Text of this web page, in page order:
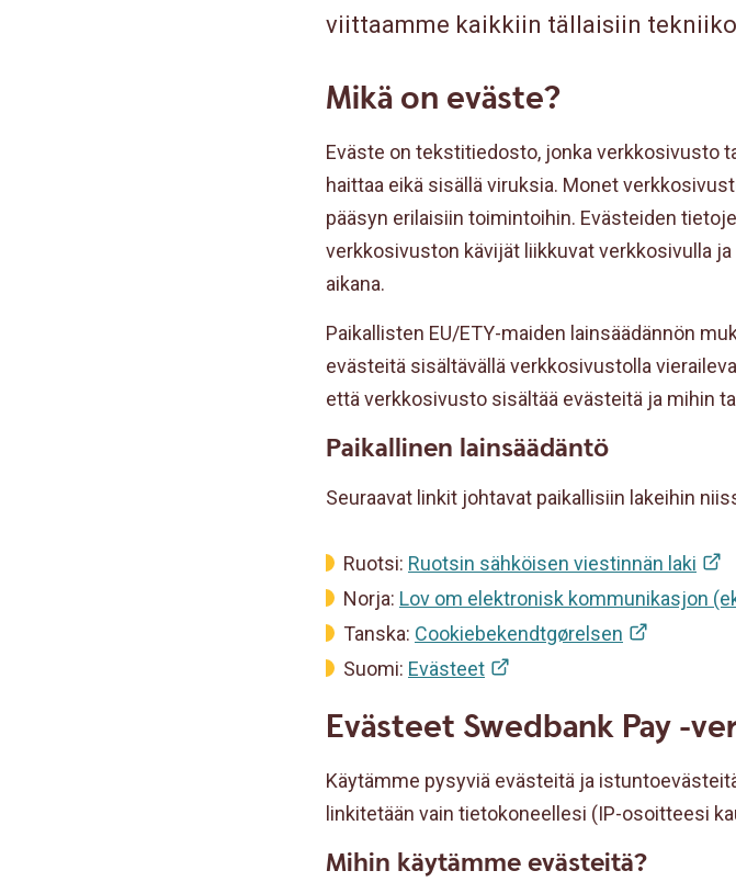
viittaamme kaikkiin tällaisiin
Mikä on eväste?
Eväste on tekstitiedosto, jonka verkkosivusto
haittaa eikä sisällä viruksia. Monet
pääsyn erilaisiin toimintoihin. Evästeiden
verkkosivuston kävijät liikkuvat verkkosivulla
aikana.
Paikallisten EU/ETY-maiden lainsäädännön
evästeitä sisältävällä verkkosivustolla
että verkkosivusto sisältää evästeitä ja mihin
Paikallinen lainsäädäntö
Seuraavat linkit johtavat paikallisiin lakeihin
Ruotsi: Ruotsin sähköisen viestinnän laki
Norja: Lov om elektronisk kommunikasjon
Tanska: Cookiebekendtgørelsen
Suomi: Evästeet
Evästeet Swedbank Pay -
Käytämme pysyviä evästeitä ja
linkitetään vain tietokoneellesi (IP-osoitteesi
Mihin käytämme evästeitä?